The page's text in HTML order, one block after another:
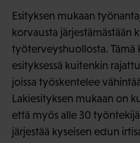
Esityksen mukaan
korvausta järjestämästään
työterveyshuollosta. Tämä
esityksessä kuitenkin
joissa työskentelee
Lakiesityksen mukaan on
että myös alle 30
järjestää kyseisen edun